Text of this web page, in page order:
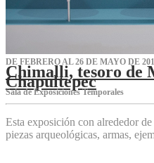
DE FEBRERO AL 26 DE MAYO DE
Chimalli, tesoro de
Chapultepec
Sala de Exposiciones Temporales
Esta exposición con alrededor
piezas arqueológicas, armas,